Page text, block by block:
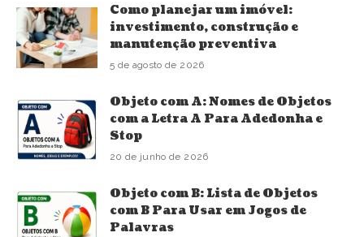
Como planejar um imóvel:
investimento, construção e
manutenção preventiva
5 de agosto de 2026
Objeto com A: Nomes de Objetos
com a Letra A Para Adedonha e
Stop
20 de junho de 2026
Objeto com B: Lista de Objetos
com B Para Usar em Jogos de
Palavras